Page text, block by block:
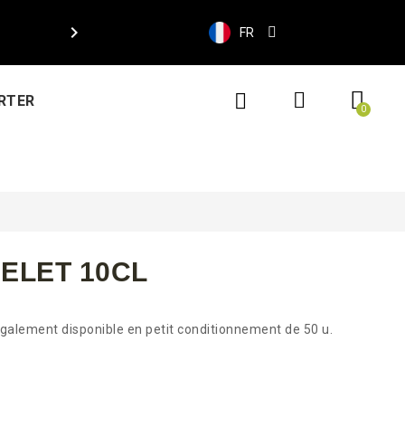
 FR
10CL
disponible en petit conditionnement de 50 u.